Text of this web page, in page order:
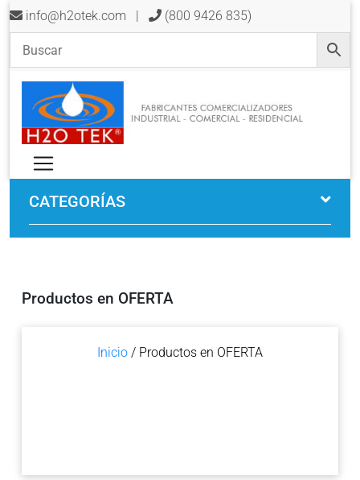
info@h2otek.com | (800 9426 835)
CATEGORÍAS
Productos en OFERTA
Inicio / Productos en OFERTA